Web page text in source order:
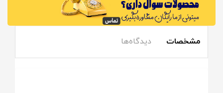
مشخصات دیدگاه‌ها